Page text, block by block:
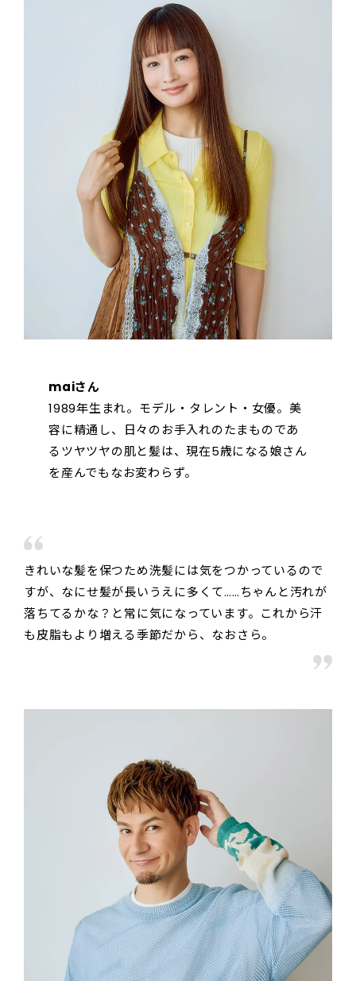
maiさん
1989年生まれ。モデル・タレント・女優。美
容に精通し、日々のお手入れのたまものであ
るツヤツヤの肌と髪は、現在5歳になる娘さん
を産んでもなお変わらず。
きれいな髪を保つため洗髪には気をつかっているので
すが、なにせ髪が長いうえに多くて……ちゃんと汚れが
落ちてるかな？と常に気になっています。これから汗
も皮脂もより増える季節だから、なおさら。